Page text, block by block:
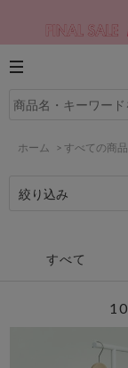
ホーム > すべての商品
絞り込み
すべて